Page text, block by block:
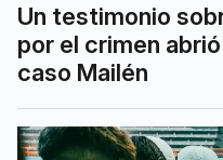
Un testimonio
por el crimen
caso Mailén